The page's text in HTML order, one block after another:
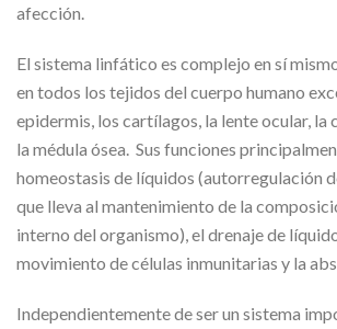
afección.
El sistema linfático es complejo en sí
en todos los tejidos del cuerpo humano
epidermis, los cartílagos, la lente ocular, la
la médula ósea. Sus funciones
homeostasis de líquidos (autorregulación
que lleva al mantenimiento de la
interno del organismo), el drenaje de
movimiento de células inmunitarias y la
Independientemente de ser un sistema